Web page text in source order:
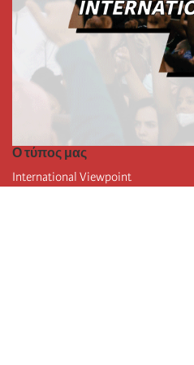
Ο τύπος μας
International Viewpoint